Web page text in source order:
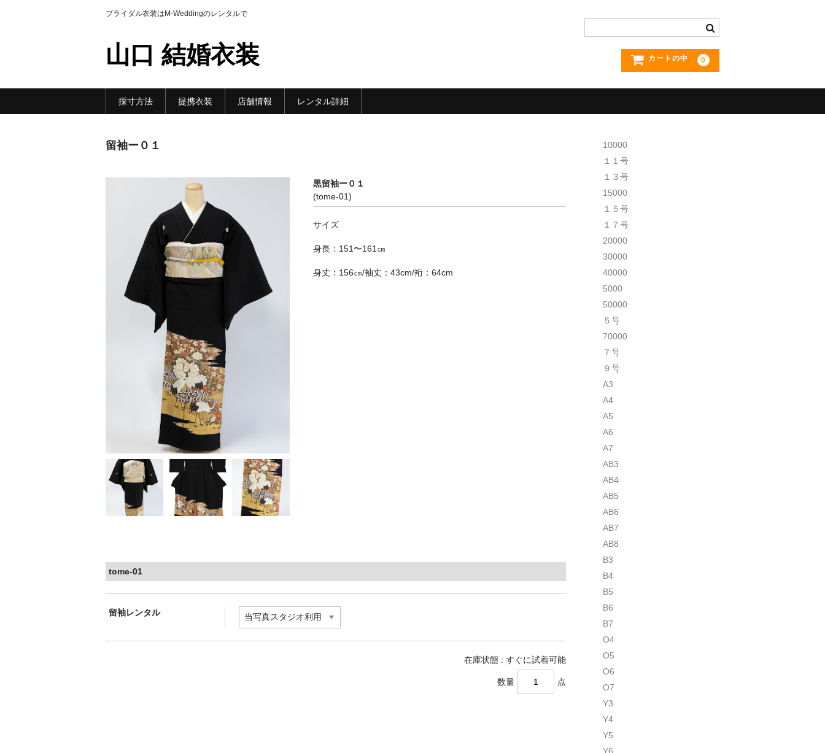
ブライダル衣装はM-Weddingのレンタルで
山口 結婚衣装 カートの中 0
採寸方法 提携衣装 店舗情報 レンタル詳細
留袖ー０１
黒留袖ー０１
(tome-01)
サイズ
身長：151〜161㎝
身丈：156㎝/袖丈：43cm/裄：64cm
tome-01
留袖レンタル
在庫状態 : すぐに試着可能
数量 点
10000
１１号
１３号
15000
１５号
１７号
20000
30000
40000
5000
50000
５号
70000
７号
９号
A3
A4
A5
A6
A7
AB3
AB4
AB5
AB6
AB7
AB8
B3
B4
B5
B6
B7
O4
O5
O6
O7
Y3
Y4
Y5